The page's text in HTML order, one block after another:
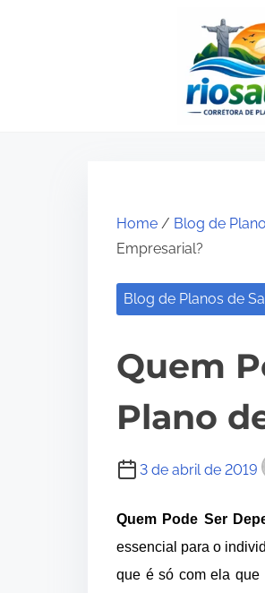
Home / Blog de
Empresarial?
Blog de Planos de
Quem
Plano
3 de abril de 2019
Quem Pode Ser
essencial para o
que é só com ela que